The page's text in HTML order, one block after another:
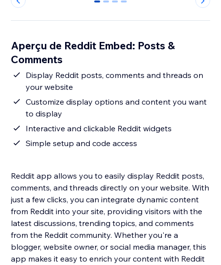
0 1 2 3
Aperçu de Reddit Embed: Posts &
Comments
Display Reddit posts, comments and threads on
your website
Customize display options and content you want
to display
Interactive and clickable Reddit widgets
Simple setup and code access
Reddit app allows you to easily display Reddit posts,
comments, and threads directly on your website. With
just a few clicks, you can integrate dynamic content
from Reddit into your site, providing visitors with the
latest discussions, trending topics, and comments
from the Reddit community. Whether you're a
blogger, website owner, or social media manager, this
app makes it easy to enrich your content with Reddit